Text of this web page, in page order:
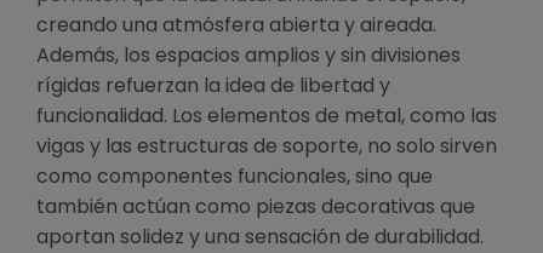
creando una atmósfera abierta y aireada.
Además, los espacios amplios y sin divisiones
rígidas refuerzan la idea de libertad y
funcionalidad. Los elementos de metal, como las
vigas y las estructuras de soporte, no solo sirven
como componentes funcionales, sino que
también actúan como piezas decorativas que
aportan solidez y una sensación de durabilidad.